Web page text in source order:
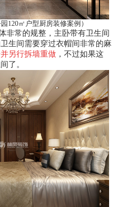
120㎡户型厨房装修案例）
非常的规整，主卧带有卫生间
生间需要穿过衣帽间非常的麻
另行拆墙重做 ，不过如果这
了。